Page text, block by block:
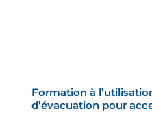
Formation à
d’évacuation pour